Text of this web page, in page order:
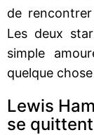
de
Les deux
simple
quelque
Lewis
se